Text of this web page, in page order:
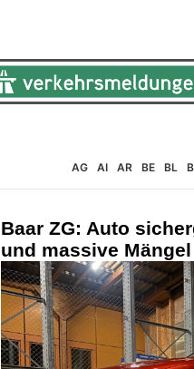
AG AI AR BE BL
Baar ZG: Auto
und massive